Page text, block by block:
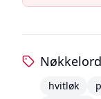
Nøkkelord
hvitløk